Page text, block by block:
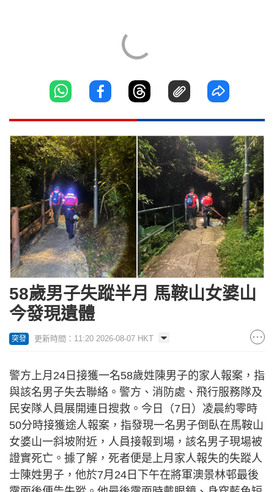
58歲男子失蹤半月 馬鞍山女婆山
今發現遺體
突發 更新時間：11:20 2026-08-07 HKT
警方上月24日接獲一名58歲姓陳男子的家人報案，指
與該名男子失去聯絡。警方、消防處、飛行服務隊及
民安隊人員展開連日搜救。今日（7日）凌晨約零時
50分時接獲途人報案，指發現一名男子倒臥在馬鞍山
女婆山一斜坡附近，人員接報到場，該名男子現場被
證實死亡。據了解，死者便是上月家人報失的失蹤人
士陳姓男子，他於7月24日下午在將軍澳景林邨最後